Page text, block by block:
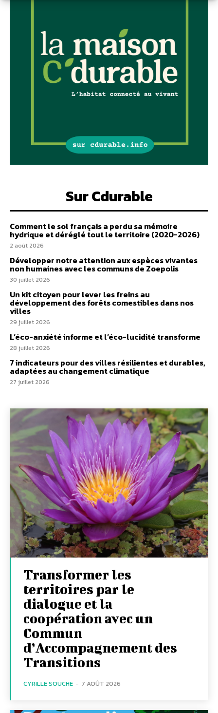
Sur Cdurable
Comment le sol français a perdu sa mémoire
hydrique et déréglé tout le territoire (2020-2026)
2 août 2026
Développer notre attention aux espèces vivantes
non humaines avec les communs de Zoepolis
30 juillet 2026
Un kit citoyen pour lever les freins au
développement des forêts comestibles dans nos
villes
29 juillet 2026
L’éco-anxiété informe et l’éco-lucidité transforme
28 juillet 2026
7 indicateurs pour des villes résilientes et durables,
adaptées au changement climatique
27 juillet 2026
Transformer les
territoires par le
dialogue et la
coopération avec un
Commun
d’Accompagnement des
Transitions
CYRILLE SOUCHE - 7 AOÛT 2026